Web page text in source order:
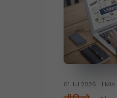
01 Jul 2026 1 Min